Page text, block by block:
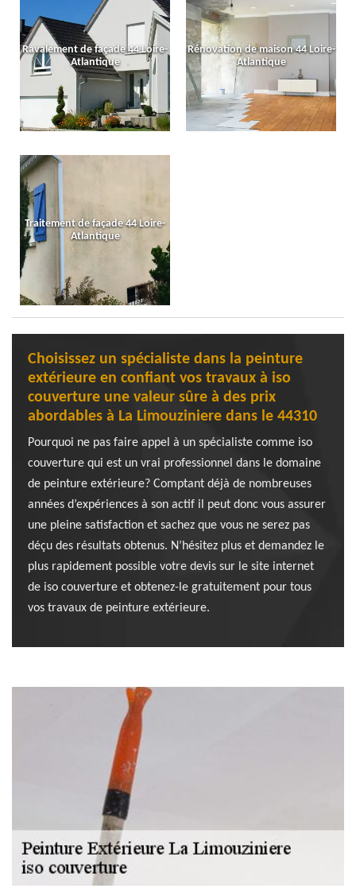
Ravalement de façade 44 Loire-
Atlantique
Rénovation de maison 44 Loire-
Atlantique
Traitement de façade 44 Loire-
Atlantique
Choisissez un spécialiste dans la peinture
extérieure en confiant vos travaux à iso
couverture une valeur sûre à des prix
abordables à La Limouziniere dans le 44310
Pourquoi ne pas faire appel à un spécialiste comme iso
couverture qui est un vrai professionnel dans le domaine
de peinture extérieure? Comptant déjà de nombreuses
années d’expériences à son actif il peut donc vous assurer
une pleine satisfaction et sachez que vous ne serez pas
déçu des résultats obtenus. N’hésitez plus et demandez le
plus rapidement possible votre devis sur le site internet
de iso couverture et obtenez-le gratuitement pour tous
vos travaux de peinture extérieure.